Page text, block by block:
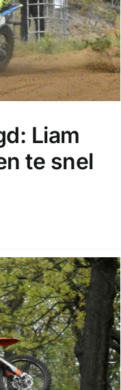
Liam
te snel